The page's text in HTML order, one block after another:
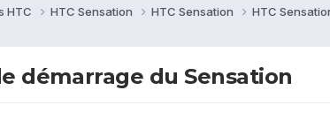
HTC HTC Sensation HTC Sensation HTC
démarrage du Sensation